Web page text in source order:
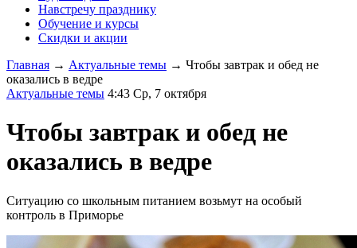
Навстречу празднику
Обучение и курсы
Скидки и акции
Главная → Актуальные темы → Чтобы завтрак и обед не
оказались в ведре
Актуальные темы 4:43 Ср, 7 октября
Чтобы завтрак и обед не
оказались в ведре
Ситуацию со школьным питанием возьмут на особый
контроль в Приморье